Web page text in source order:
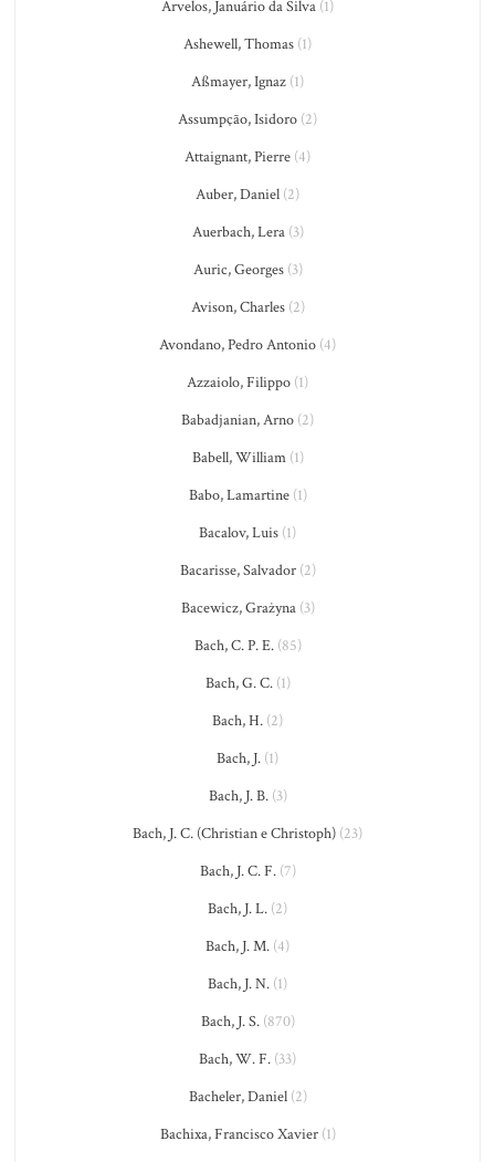
Arvelos, Januário da Silva (1)
Ashewell, Thomas (1)
Aßmayer, Ignaz (1)
Assumpção, Isidoro (2)
Attaignant, Pierre (4)
Auber, Daniel (2)
Auerbach, Lera(3)
Auric, Georges(3)
Avison, Charles(2)
Avondano, Pedro Antonio (4)
Azzaiolo, Filippo (1)
Babadjanian, Arno (2)
Babell, William(1)
Babo, Lamartine(1)
Bacalov, Luis (1)
Bacarisse, Salvador(2)
Bacewicz, Grażyna(3)
Bach, C. P. E.(85)
Bach, G. C.(1)
Bach, H. (2)
Bach, J. (1)
Bach, J. B.(3)
Bach, J. C. (Christian e Christoph) (23)
Bach, J. C. F.(7)
Bach, J. L. (2)
Bach, J. M. (4)
Bach, J. N. (1)
Bach, J. S.(870)
Bach, W. F. (33)
Bacheler, Daniel(2)
Bachixa, Francisco Xavier(1)